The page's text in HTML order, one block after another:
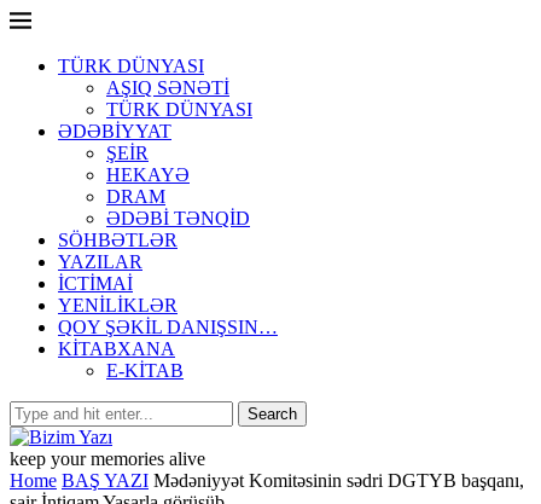
TÜRK DÜNYASI
AŞIQ SƏNƏTİ
TÜRK DÜNYASI
ƏDƏBİYYAT
ŞEİR
HEKAYƏ
DRAM
ƏDƏBİ TƏNQİD
SÖHBƏTLƏR
YAZILAR
İCTİMAİ
YENİLİKLƏR
QOY ŞƏKİL DANIŞSIN…
KİTABXANA
E-KİTAB
keep your memories alive
Home BAŞ YAZI Mədəniyyət Komitəsinin sədri DGTYB başqanı,